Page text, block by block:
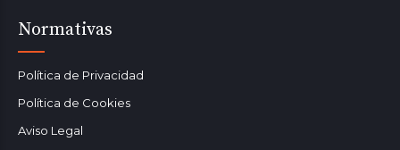
Normativas
Política de Privacidad
Política de Cookies
Aviso Legal